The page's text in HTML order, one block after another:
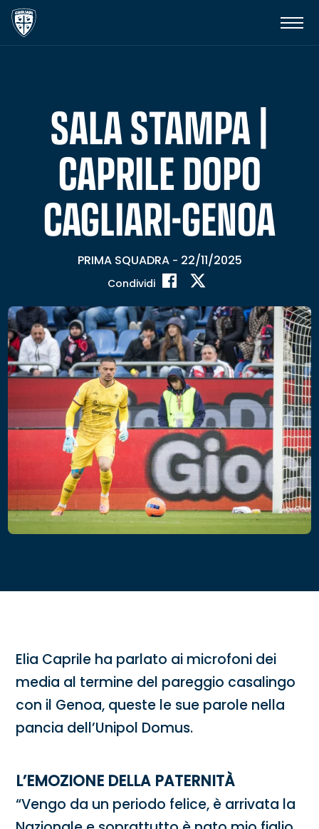
SALA STAMPA |
CAPRILE DOPO
CAGLIARI-GENOA
PRIMA SQUADRA - 22/11/2025
Condividi
Elia Caprile ha parlato ai microfoni dei
media al termine del pareggio casalingo
con il Genoa, queste le sue parole nella
pancia dell’Unipol Domus.
L’EMOZIONE DELLA PATERNITÀ
“Vengo da un periodo felice, è arrivata la